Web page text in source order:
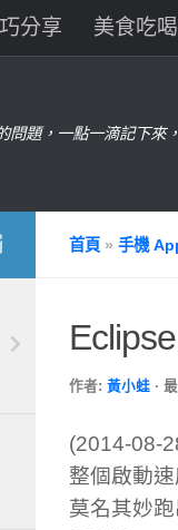
分享 美食吃喝
問題，一點一滴記下來
首頁 » 手機
作者: 黃小蛙 ·
(2014-08-
整個啟動
莫名其妙